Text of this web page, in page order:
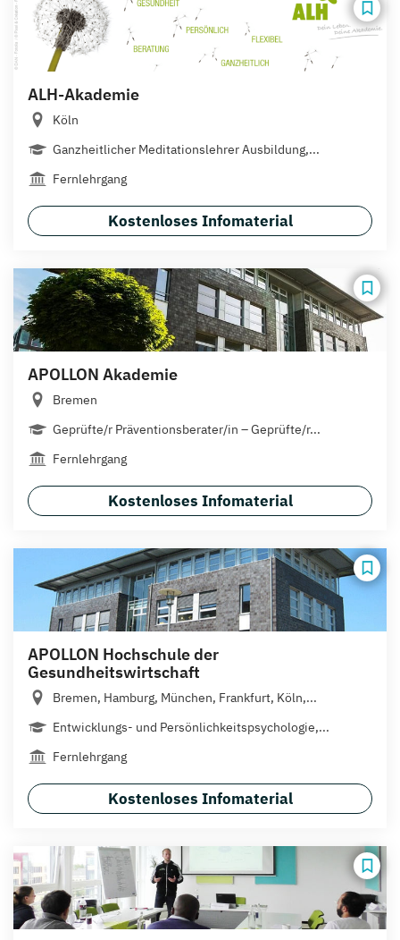
ALH-Akademie
Köln
Ganzheitlicher Meditationslehrer Ausbildung,...
Fernlehrgang
Kostenloses Infomaterial
APOLLON Akademie
Bremen
Geprüfte/r Präventionsberater/in – Geprüfte/r...
Fernlehrgang
Kostenloses Infomaterial
APOLLON Hochschule der
Gesundheitswirtschaft
Bremen, Hamburg, München, Frankfurt, Köln,...
Entwicklungs- und Persönlichkeitspsychologie,...
Fernlehrgang
Kostenloses Infomaterial